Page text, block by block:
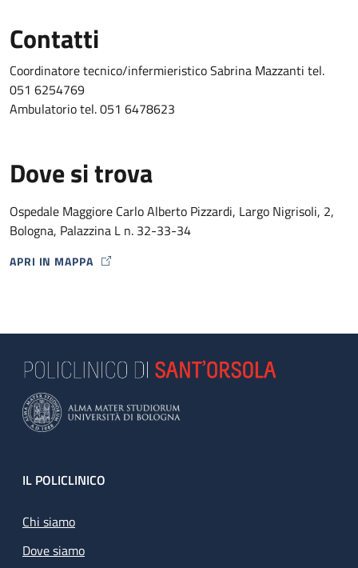
accesso diretto in Reparto dal PS dei due Presidi
Contatti
Coordinatore tecnico/infermieristico Sabrina Mazzanti tel.
051 6254769
Ambulatorio tel. 051 6478623
Dove si trova
Ospedale Maggiore Carlo Alberto Pizzardi, Largo Nigrisoli, 2,
Bologna, Palazzina L n. 32-33-34
APRI IN MAPPA
MAP ICON
Footer
IL POLICLINICO
Chi siamo
Dove siamo